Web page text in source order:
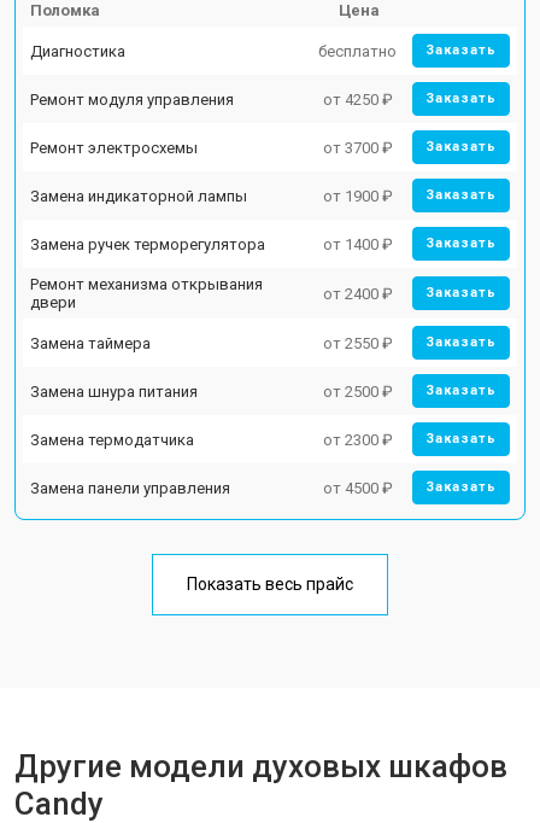
Поломка Цена
Диагностика бесплатно Заказать
Ремонт модуля управления от 4250 ₽ Заказать
Ремонт электросхемы от 3700 ₽ Заказать
Замена индикаторной лампы от 1900 ₽ Заказать
Замена ручек терморегулятора от 1400 ₽ Заказать
Ремонт механизма открывания
двери
от 2400 ₽ Заказать
Замена таймера от 2550 ₽ Заказать
Замена шнура питания от 2500 ₽ Заказать
Замена термодатчика от 2300 ₽ Заказать
Замена панели управления от 4500 ₽ Заказать
Показать весь прайс
Другие модели духовых шкафов
Candy